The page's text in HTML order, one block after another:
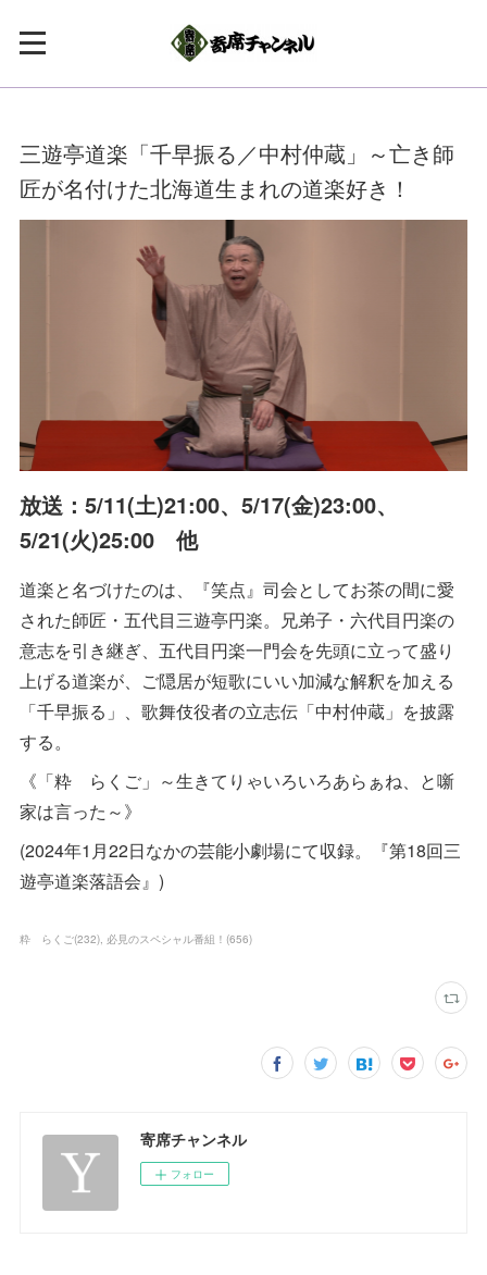
三遊亭道楽「千早振る／中村仲蔵」～亡き師
匠が名付けた北海道生まれの道楽好き！
放送：5/11(土)21:00、5/17(金)23:00、
5/21(火)25:00 他
道楽と名づけたのは、『笑点』司会としてお茶の間に愛
された師匠・五代目三遊亭円楽。兄弟子・六代目円楽の
意志を引き継ぎ、五代目円楽一門会を先頭に立って盛り
上げる道楽が、ご隠居が短歌にいい加減な解釈を加える
「千早振る」、歌舞伎役者の立志伝「中村仲蔵」を披露
する。
《「粋 らくご」～生きてりゃいろいろあらぁね、と噺
家は言った～》
(2024年1月22日なかの芸能小劇場にて収録。『第18回三
遊亭道楽落語会』)
粋 らくご(232) 必見のスペシャル番組！ (656)
寄席チャンネル
フォロー